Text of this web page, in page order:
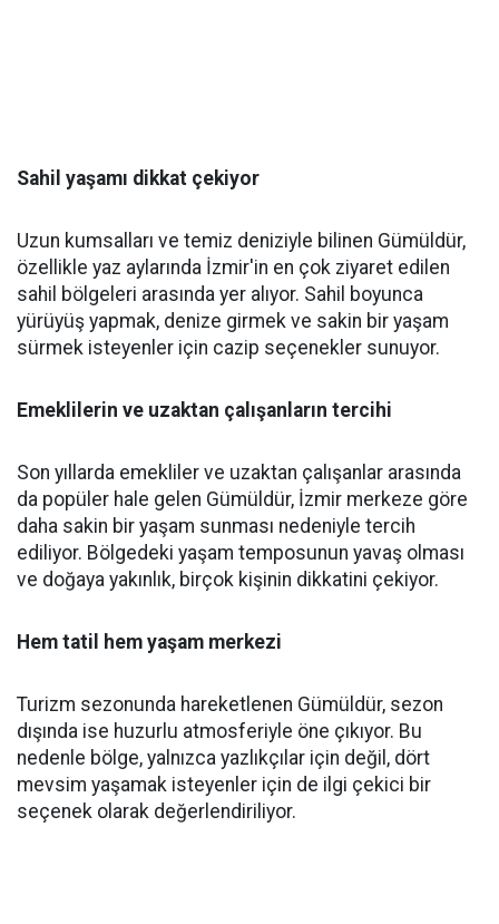
Sahil yaşamı dikkat çekiyor
Uzun kumsalları ve temiz deniziyle bilinen Gümüldür,
özellikle yaz aylarında İzmir'in en çok ziyaret edilen
sahil bölgeleri arasında yer alıyor. Sahil boyunca
yürüyüş yapmak, denize girmek ve sakin bir yaşam
sürmek isteyenler için cazip seçenekler sunuyor.
Emeklilerin ve uzaktan çalışanların tercihi
Son yıllarda emekliler ve uzaktan çalışanlar arasında
da popüler hale gelen Gümüldür, İzmir merkeze göre
daha sakin bir yaşam sunması nedeniyle tercih
ediliyor. Bölgedeki yaşam temposunun yavaş olması
ve doğaya yakınlık, birçok kişinin dikkatini çekiyor.
Hem tatil hem yaşam merkezi
Turizm sezonunda hareketlenen Gümüldür, sezon
dışında ise huzurlu atmosferiyle öne çıkıyor. Bu
nedenle bölge, yalnızca yazlıkçılar için değil, dört
mevsim yaşamak isteyenler için de ilgi çekici bir
seçenek olarak değerlendiriliyor.